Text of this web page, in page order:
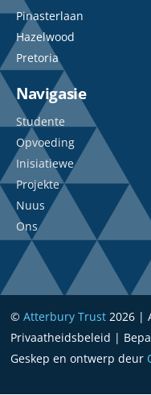
Pinasterlaan
Hazelwood
Pretoria
Navigasie
Studente
Opvoeding
Inisiatiewe
Projekte
Nuus
Ons
©Atterbury Trust 2026 |
Privaatheidsbeleid |
Geskep en ontwerp deur